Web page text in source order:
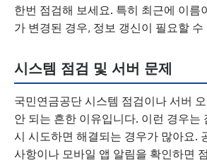
한번 점검해 보세요. 특히 최근에 이름
가 변경된 경우, 정보 갱신이 필요할 수
시스템 점검 및 서버 문제
국민연금공단 시스템 점검이나 서버
안 되는 흔한 이유입니다. 이런 경우는
시 시도하면 해결되는 경우가 많아요.
사항이나 모바일 앱 알림을 확인하면